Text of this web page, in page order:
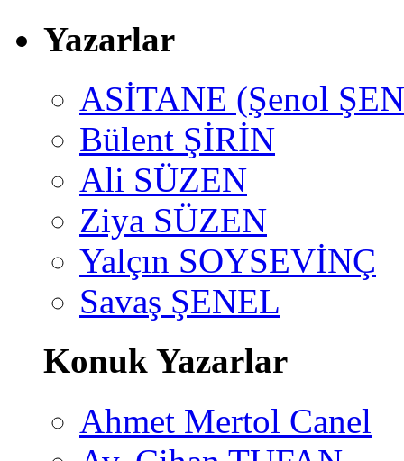
Yazarlar
ASİTANE (Şenol
Bülent ŞİRİN
Ali SÜZEN
Ziya SÜZEN
Yalçın SOYSEVİNÇ
Savaş ŞENEL
Konuk Yazarlar
Ahmet Mertol Canel